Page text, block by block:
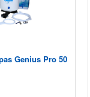
Genius Pro 50